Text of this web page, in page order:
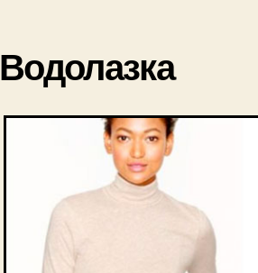
Водолазка